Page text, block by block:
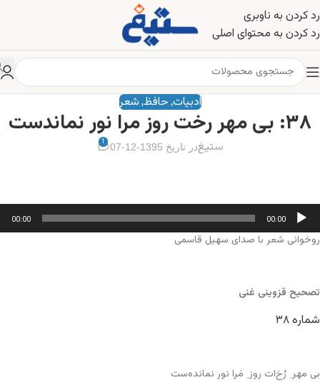
رد کردن به ناوبری
رد کردن به محتوای اصلی
ادبیات, حافظ, شعر
۳۸: بی مهر رخت روز مرا نور نماندست
ستیغدر تاریخ 1395-12-07 1
پخش‌کننده
صوت
00:00
00:00
روخوانی شعر با صدای سهیل قاسمی
تصحیح قزوینی غنی
شماره ۳۸
بی مهر ِ رُخ‌ات روز ِ مَرا نور نمانده‌ست